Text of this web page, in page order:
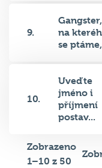
9.
Gangster,
na
se
10.
Uveďte
jméno i
příjmení
postav...
Zobrazeno
1–10 z 50